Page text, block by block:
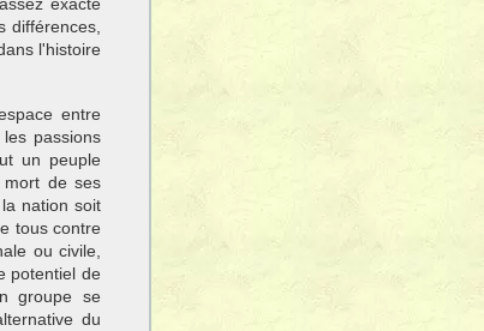
exacte
diffé­rences,
l'histoire
entre
passions
un peuple
mort de ses
nation soit
tous contre
ou civile,
potentiel de
groupe se
du